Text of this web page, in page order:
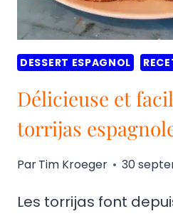
DESSERT ESPAGNOL
Délicieuse et
torrijas
ParTim Kroeger 30
Les torrijas font